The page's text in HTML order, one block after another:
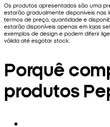
Os produtos apresentados são uma
estarão gradualmente disponíveis nas
termos de preço, quantidade e
estarão disponíveis apenas em lojas
exemplos de design e podem diferir
válida até esgotar stock.
Porquê
produtos